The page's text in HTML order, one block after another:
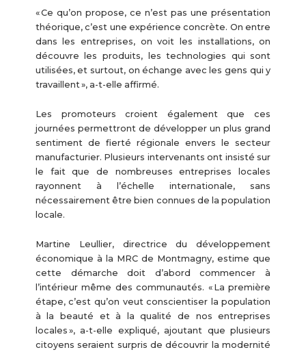
« Ce qu’on propose, ce n’est pas une présentation
théorique, c’est une expérience concrète. On entre
dans les entreprises, on voit les installations, on
découvre les produits, les technologies qui sont
utilisées, et surtout, on échange avec les gens qui y
travaillent », a-t-elle affirmé.
Les promoteurs croient également que ces
journées permettront de développer un plus grand
sentiment de fierté régionale envers le secteur
manufacturier. Plusieurs intervenants ont insisté sur
le fait que de nombreuses entreprises locales
rayonnent à l’échelle internationale, sans
nécessairement être bien connues de la population
locale.
Martine Leullier, directrice du développement
économique à la MRC de Montmagny, estime que
cette démarche doit d’abord commencer à
l’intérieur même des communautés. « La première
étape, c’est qu’on veut conscientiser la population
à la beauté et à la qualité de nos entreprises
locales », a-t-elle expliqué, ajoutant que plusieurs
citoyens seraient surpris de découvrir la modernité